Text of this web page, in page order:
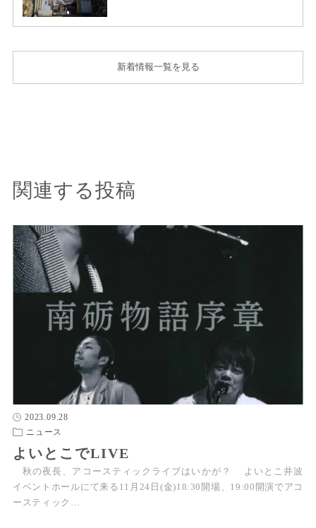
新着情報一覧を見る
関連する投稿
2023.09.28
ニュース
よいとこでLIVE
秋の夜長、アコースティックライブはいかが？ よいとこ井波
イベントホールにて来る11月24日(金)18:30開場、19:00開演でアコ
ースティック…